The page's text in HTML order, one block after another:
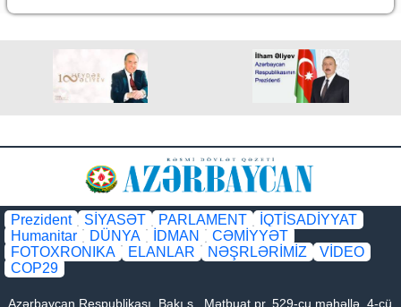
Prezident SİYASƏT PARLAMENT
İQTİSADİYYAT
Humanitar
DÜNYA İDMAN
CƏMİYYƏT
FOTOXRONIKA
ELANLAR NƏŞRLƏRİMİZ
VİDEO
COP29
Azərbaycan Respublikası, Bakı ş., Mətbuat pr. 529-cu məhəllə, 4-cü